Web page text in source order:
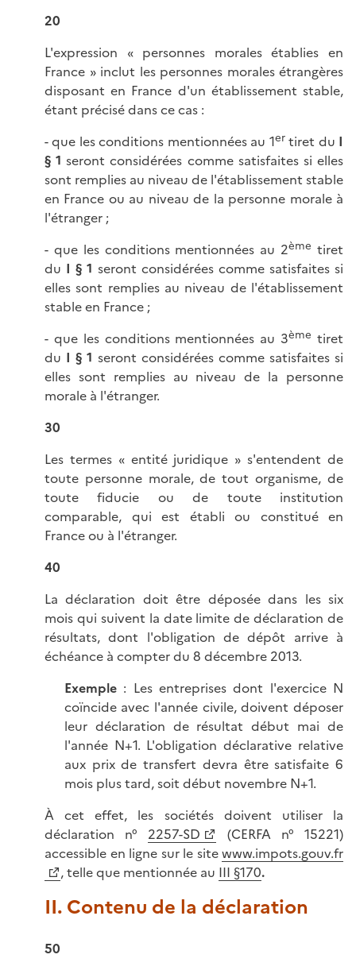
20
L'expression « personnes morales établies en
France » inclut les personnes morales étrangères
disposant en France d'un établissement stable,
étant précisé dans ce cas :
- que les conditions mentionnées au 1ertiret du I
§ 1 seront considérées comme satisfaites si elles
sont remplies au niveau de l'établissement stable
en France ou au niveau de la personne morale à
l'étranger ;
- que les conditions mentionnées au 2ème tiret
du I § 1 seront considérées comme satisfaites si
elles sont remplies au niveau de l'établissement
stable en France ;
- que les conditions mentionnées au 3ème tiret
du I § 1 seront considérées comme satisfaites si
elles sont remplies au niveau de la personne
morale à l'étranger.
30
Les termes « entité juridique » s'entendent de
toute personne morale, de tout organisme, de
toute fiducie ou de toute institution
comparable, qui est établi ou constitué en
France ou à l'étranger.
40
La déclaration doit être déposée dans les six
mois qui suivent la date limite de déclaration de
résultats, dont l'obligation de dépôt arrive à
échéance à compter du 8 décembre 2013.
Exemple: Les entreprises dont l'exercice N
coïncide avec l'année civile, doivent déposer
leur déclaration de résultat début mai de
l'année N+1. L'obligation déclarative relative
aux prix de transfert devra être satisfaite 6
mois plus tard, soit début novembre N+1.
À cet effet, les sociétés doivent utiliser la
déclaration n° 2257-SD
(CERFA n° 15221)
accessible en ligne sur le sitewww.impots.gouv.fr
, telle que mentionnée au III §170.
II. Contenu de la déclaration
50